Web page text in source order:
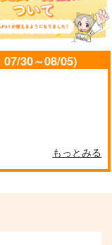
07/30～08/05)
もっとみる